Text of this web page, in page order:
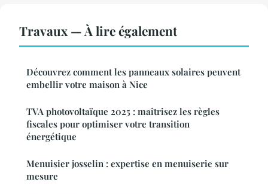
Travaux — À lire également
Découvrez comment les panneaux solaires peuvent
embellir votre maison à Nice
TVA photovoltaïque 2025 : maîtrisez les règles
fiscales pour optimiser votre transition
énergétique
Menuisier josselin : expertise en menuiserie sur
mesure